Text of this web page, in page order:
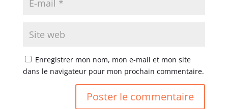
Enregistrer mon nom, mon e-mail et mon site
dans le navigateur pour mon prochain commentaire.